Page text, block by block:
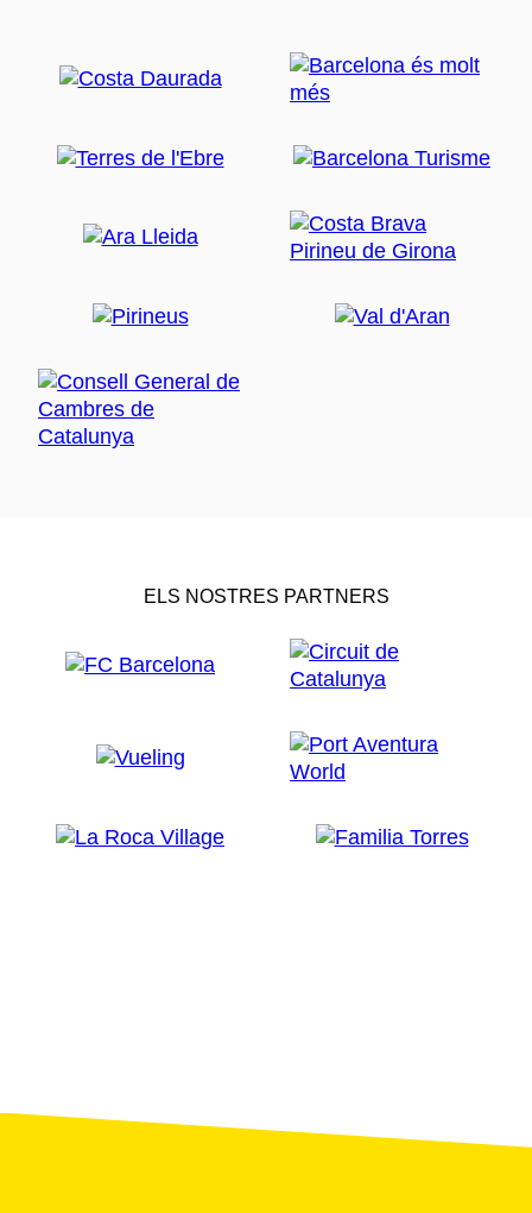
ELS NOSTRES PARTNERS